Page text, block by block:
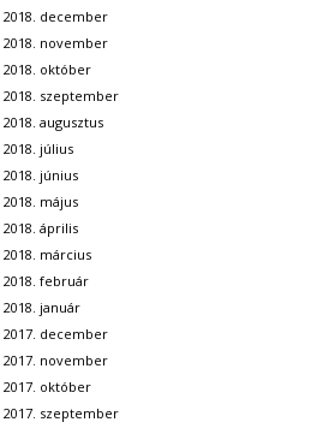
2018. december
2018. november
2018. október
2018. szeptember
2018. augusztus
2018. július
2018. június
2018. május
2018. április
2018. március
2018. február
2018. január
2017. december
2017. november
2017. október
2017. szeptember